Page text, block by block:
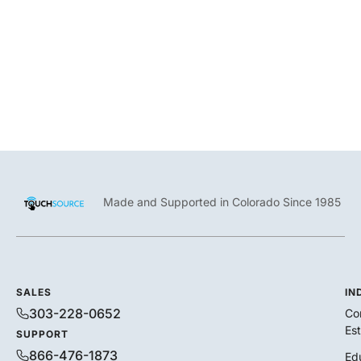
Made and Supported in Colorado Since 1985
SALES
303-228-0652
SUPPORT
866-476-1873